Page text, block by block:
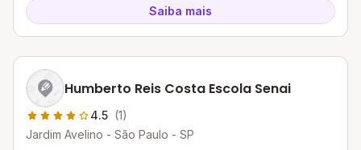
Saiba mais
Humberto Reis Costa Escola Senai
4.5 (1)
Jardim Avelino - São Paulo - SP